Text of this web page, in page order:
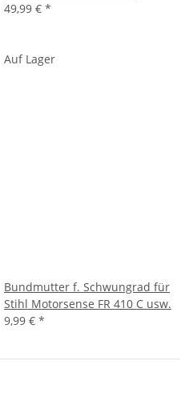
49,99 € *
Auf Lager
Bundmutter f. Schwungrad für
Stihl Motorsense FR 410 C usw.
9,99 € *